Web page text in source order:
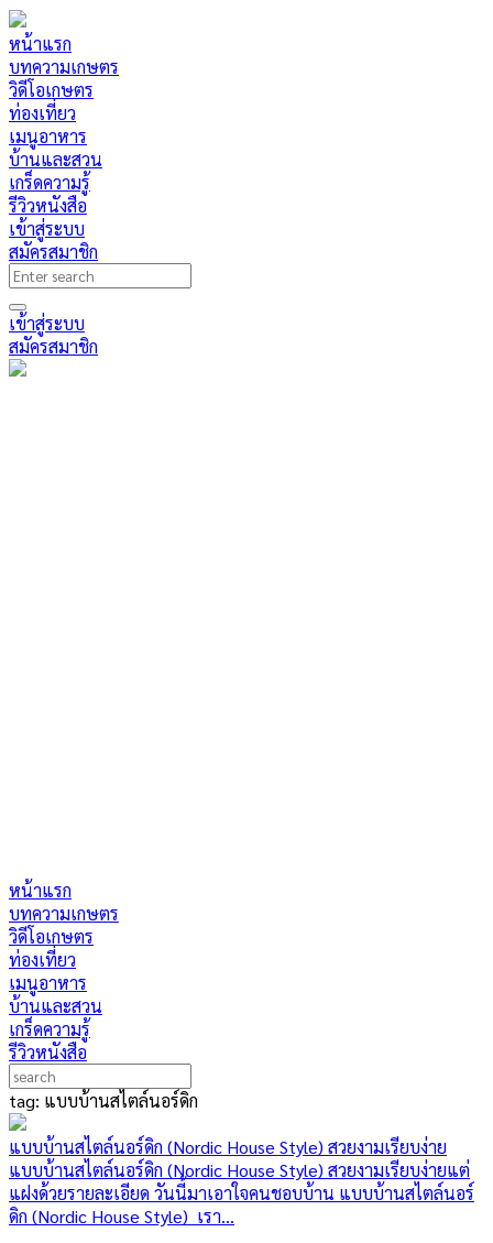
หน้าแรก
บทความเกษตร
วิดีโอเกษตร
ท่องเที่ยว
เมนูอาหาร
บ้านและสวน
เกร็ดความรู้
รีวิวหนังสือ
เข้าสู่ระบบ
สมัครสมาชิก
เข้าสู่ระบบ
สมัครสมาชิก
หน้าแรก
บทความเกษตร
วิดีโอเกษตร
ท่องเที่ยว
เมนูอาหาร
บ้านและสวน
เกร็ดความรู้
รีวิวหนังสือ
tag: แบบบ้านสไตล์นอร์ดิก
แบบบ้านสไตล์นอร์ดิก (Nordic House Style) สวยงามเรียบง่าย
แบบบ้านสไตล์นอร์ดิก (Nordic House Style) สวยงามเรียบง่ายแต่
แฝงด้วยรายละเอียด วันนี้มาเอาใจคนชอบบ้าน แบบบ้านสไตล์นอร์
ดิก (Nordic House Style) เรา...